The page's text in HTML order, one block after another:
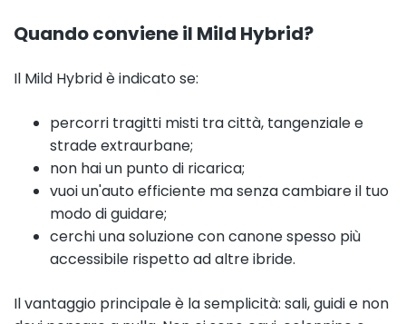
Quando conviene il Mild Hybrid?
Il Mild Hybrid è indicato se:
percorri tragitti misti tra città, tangenziale e
strade extraurbane;
non hai un punto di ricarica;
vuoi un'auto efficiente ma senza cambiare il tuo
modo di guidare;
cerchi una soluzione con canone spesso più
accessibile rispetto ad altre ibride.
Il vantaggio principale è la semplicità: sali, guidi e non